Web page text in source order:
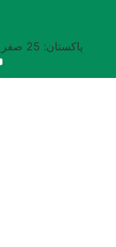
پاکستان: 25 صفر 1448